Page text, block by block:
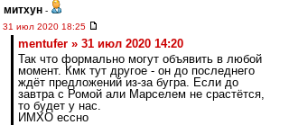
митхун -
31 июл 2020 18:25
mentufer » 31 июл 2020 14:20
Так что формально могут объявить в любой
момент. Кмк тут другое - он до последнего
ждёт предложений из-за бугра. Если до
завтра с Ромой али Марселем не срастётся,
то будет у нас.
ИМХО ессно